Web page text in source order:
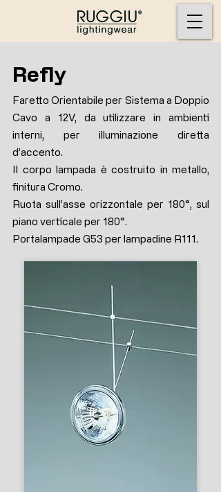
Refly
Faretto Orientabile per Sistema a Doppio
Cavo a 12V, da utilizzare in ambienti
interni, per illuminazione diretta
d’accento.
Il corpo lampada è costruito in metallo,
finitura Cromo.
Ruota sull’asse orizzontale per 180°, sul
piano verticale per 180°.
Portalampade G53 per lampadine R111.